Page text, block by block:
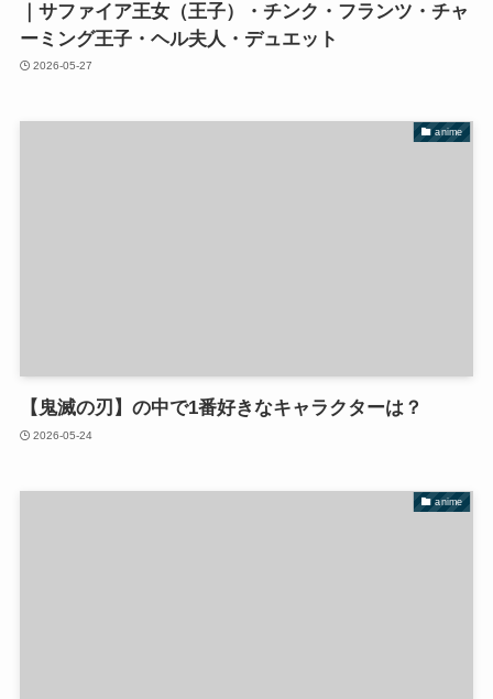
｜サファイア王女（王子）・チンク・フランツ・チャ
ーミング王子・ヘル夫人・デュエット
2026-05-27
anime
【鬼滅の刃】の中で1番好きなキャラクターは？
2026-05-24
anime